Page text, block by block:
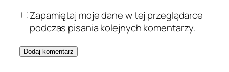
Zapamiętaj moje dane w tej przeglądarce
podczas pisania kolejnych komentarzy.